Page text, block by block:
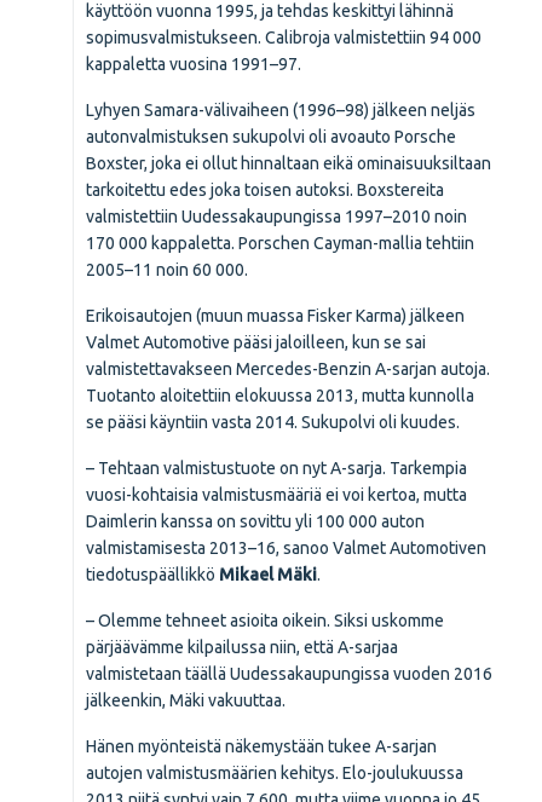
käyttöön vuonna 1995, ja tehdas keskittyi lähinnä
sopimusvalmistukseen. Calibroja valmistettiin 94 000
kappaletta vuosina 1991–97.
Lyhyen Samara-välivaiheen (1996–98) jälkeen neljäs
autonvalmistuksen sukupolvi oli avoauto Porsche
Boxster, joka ei ollut hinnaltaan eikä ominaisuuksiltaan
tarkoitettu edes joka toisen autoksi. Boxstereita
valmistettiin Uudessakaupungissa 1997–2010 noin
170 000 kappaletta. Porschen Cayman-mallia tehtiin
2005–11 noin 60 000.
Erikoisautojen (muun muassa Fisker Karma) jälkeen
Valmet Automotive pääsi jaloilleen, kun se sai
valmistettavakseen Mercedes-Benzin A-sarjan autoja.
Tuotanto aloitettiin elokuussa 2013, mutta kunnolla
se pääsi käyntiin vasta 2014. Sukupolvi oli kuudes.
– Tehtaan valmistustuote on nyt A-sarja. Tarkempia
vuosi-kohtaisia valmistusmääriä ei voi kertoa, mutta
Daimlerin kanssa on sovittu yli 100 000 auton
valmistamisesta 2013–16, sanoo Valmet Automotiven
tiedotuspäällikkö Mikael Mäki.
– Olemme tehneet asioita oikein. Siksi uskomme
pärjäävämme kilpailussa niin, että A-sarjaa
valmistetaan täällä Uudessakaupungissa vuoden 2016
jälkeenkin, Mäki vakuuttaa.
Hänen myönteistä näkemystään tukee A-sarjan
autojen valmistusmäärien kehitys. Elo-joulukuussa